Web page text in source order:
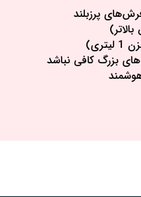
پرزبلند